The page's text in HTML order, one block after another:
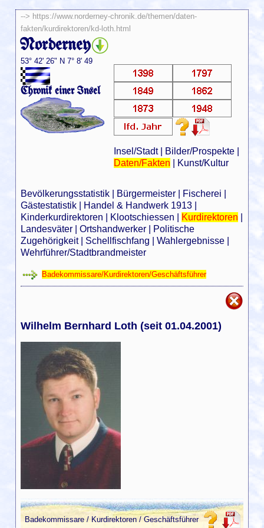
--> https://www.norderney-chronik.de/themen/daten-
fakten/kurdirektoren/kd-loth.html
Norderney
53° 42' 26" N 7° 8' 49
Chronik einer Insel
Insel/Stadt| Bilder/Prospekte|
Daten/Fakten
Kunst/Kultur
Bevölkerungsstatistik Bürgermeister Fischerei
Gästestatistik
Handel & Handwerk 1913
Kinderkurdirektoren
Klootschiessen Kurdirektoren
Landesväter |Ortshandwerker
Politische
Zugehörigkeit| Schellfischfang |Wahlergebnisse
Wehrführer/Stadtbrandmeister
Badekommissare/Kurdirektoren/Geschäftsführer
Wilhelm Bernhard Loth (seit 01.04.2001)
Badekommissare / Kurdirektoren / Geschäftsführer